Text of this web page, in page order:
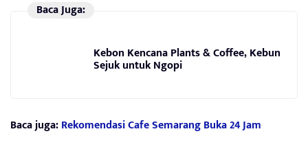
Baca Juga:
Kebon Kencana Plants & Coffee, Kebun
Sejuk untuk Ngopi
Baca juga:Rekomendasi Cafe Semarang Buka 24 Jam